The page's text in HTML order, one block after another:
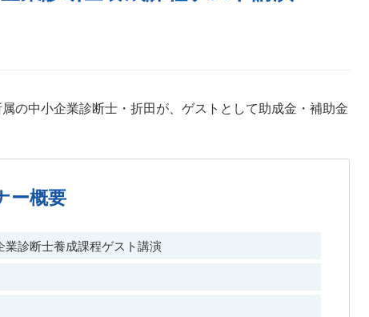
の中小企業診断士・折田が、ゲストとして助成金・補助金
ー概要
診断士養成課程ゲスト講演